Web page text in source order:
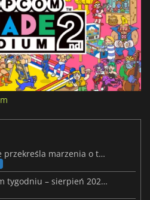
Wyciek ceny Steam Frame przekreśla marzenia o tanim zestawie VR
Premiery gier wideo w tym tygodniu – sierpień 2026 r. (32. tydzień)